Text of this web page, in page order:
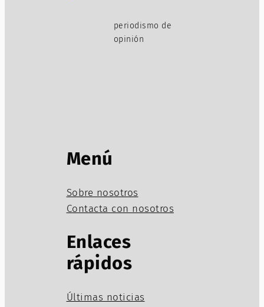
periodismo de
opinión
Menú
Sobre nosotros
Contacta con nosotros
Enlaces
rápidos
Últimas noticias